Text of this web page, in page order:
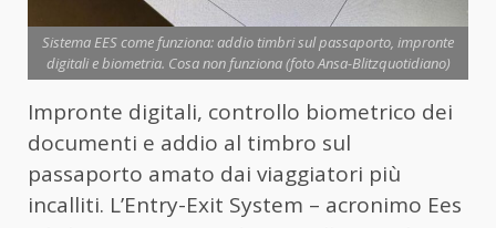
Sistema EES come funziona: addio timbri sul passaporto, impronte
digitali e biometria. Cosa non funziona (foto Ansa-Blitzquotidiano)
Impronte digitali, controllo biometrico dei
documenti e addio al timbro sul
passaporto amato dai viaggiatori più
incalliti. L’Entry-Exit System – acronimo Ees